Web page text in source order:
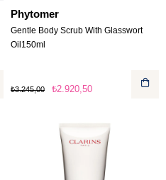
Phytomer
Gentle Body Scrub With Glasswort
Oil150ml
₺2.920,50
₺3.245,00